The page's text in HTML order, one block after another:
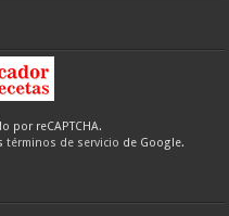
por reCAPTCHA.
términos de servicio de Google.